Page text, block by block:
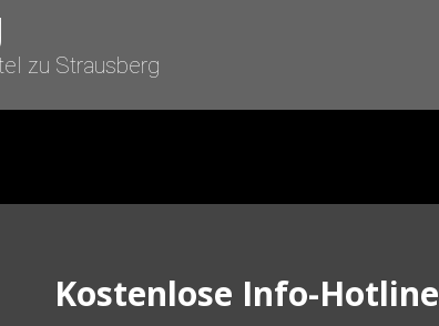
zu Strausberg
Kostenlose Info-Hotline